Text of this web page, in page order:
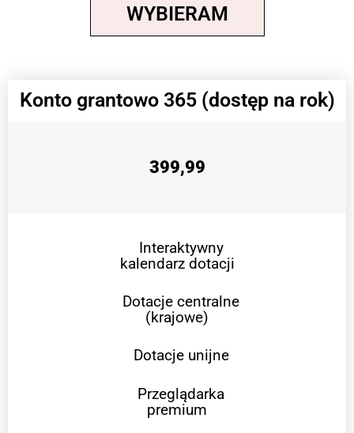
WYBIERAM
Konto grantowo 365 (dostęp na rok)
399,99
Interaktywny
kalendarz dotacji
Dotacje centralne
(krajowe)
Dotacje unijne
Przeglądarka
premium